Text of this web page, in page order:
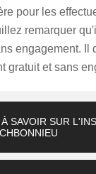
pour les
remarquer
engagement. Il
gratuit et sans
SAVOIR SUR